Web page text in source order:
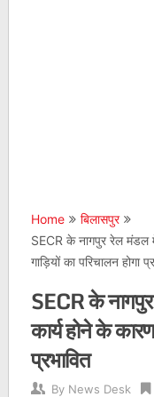
Home
बिलासपुर
SECR के नागपुर रेल मंडल
गाड़ियों का परिचालन होगा
SECR के
कार्य होने के
प्रभावित
By News Desk